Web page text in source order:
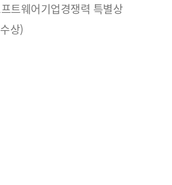
트웨어기업경쟁력 특별상
상)